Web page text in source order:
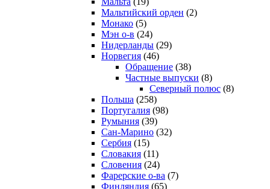
Мальтийский орден (2)
Монако (5)
Мэн о-в (24)
Нидерланды (29)
Норвегия (46)
Обращение (38)
Частные выпуски (8)
Северный полюс (8)
Польша (258)
Португалия (98)
Румыния (39)
Сан-Марино (32)
Сербия (15)
Словакия (11)
Словения (24)
Фарерские о-ва (7)
Финляндия (65)